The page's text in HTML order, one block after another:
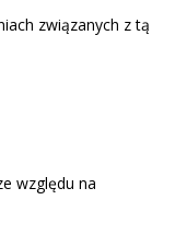
związanych z tą
względu na